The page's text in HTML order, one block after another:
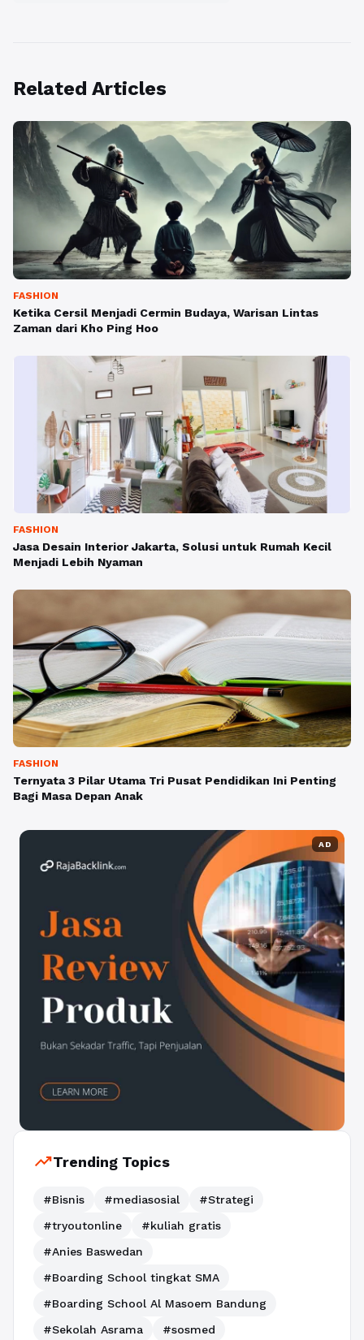
Related Articles
FASHION
Ketika Cersil Menjadi Cermin Budaya, Warisan Lintas
Zaman dari Kho Ping Hoo
FASHION
Jasa Desain Interior Jakarta, Solusi untuk Rumah Kecil
Menjadi Lebih Nyaman
FASHION
Ternyata 3 Pilar Utama Tri Pusat Pendidikan Ini Penting
Bagi Masa Depan Anak
AD
trending_upTrending Topics
#Bisnis #mediasosial
#Strategi
#tryoutonline
#kuliah gratis
#Anies Baswedan
#Boarding School tingkat SMA
#Boarding School Al Masoem Bandung
#Sekolah Asrama
#sosmed